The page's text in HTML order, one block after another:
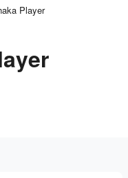
Player